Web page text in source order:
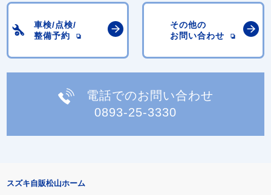
車検/点検/
整備予約
その他の
お問い合わせ
電話でのお問い合わせ
0893-25-3330
スズキ自販松山ホーム